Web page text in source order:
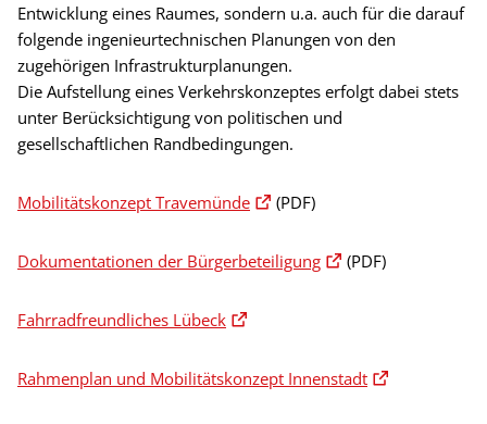
Entwicklung eines Raumes, sondern u.a. auch für die darauf
folgende ingenieurtechnischen Planungen von den
zugehörigen Infrastrukturplanungen.
Die Aufstellung eines Verkehrskonzeptes erfolgt dabei stets
unter Berücksichtigung von politischen und
gesellschaftlichen Randbedingungen.
Mobilitätskonzept Travemünde (PDF)
Dokumentationen der Bürgerbeteiligung (PDF)
Fahrradfreundliches Lübeck
Rahmenplan und Mobilitätskonzept Innenstadt